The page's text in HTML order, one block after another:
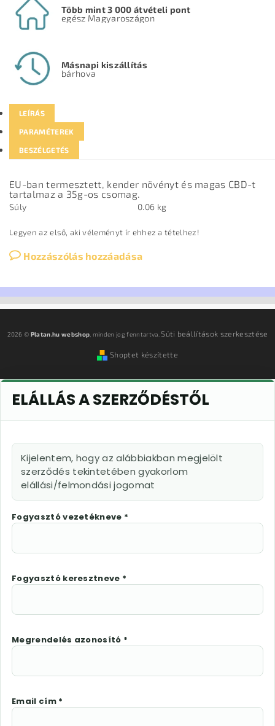
Több mint 3 000 átvételi pont
egész Magyaroszágon
Másnapi kiszállítás
bárhova
LEÍRÁS
PARAMÉTEREK
BESZÉLGETÉS
EU-ban termesztett, kender növényt és magas CBD-t
tartalmaz a 35g-os csomag.
Súly 0.06 kg
Legyen az első, aki véleményt ír ehhez a tételhez!
Hozzászólás hozzáadása
2026 © Platan.hu webshop , minden jog fenntartva.Süti beállítások szerkesztése
Shoptet készítette
ELÁLLÁS A SZERZŐDÉSTŐL
Kijelentem, hogy az alábbiakban megjelölt
szerződés tekintetében gyakorlom
elállási/felmondási jogomat
Fogyasztó vezetékneve *
Fogyasztó keresztneve *
Megrendelés azonosító *
Email cím *